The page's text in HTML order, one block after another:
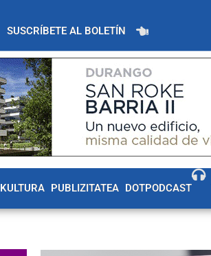
SUSCRÍBETE AL BOLETÍN
KULTURA PUBLIZITATEA DOTPODCAST